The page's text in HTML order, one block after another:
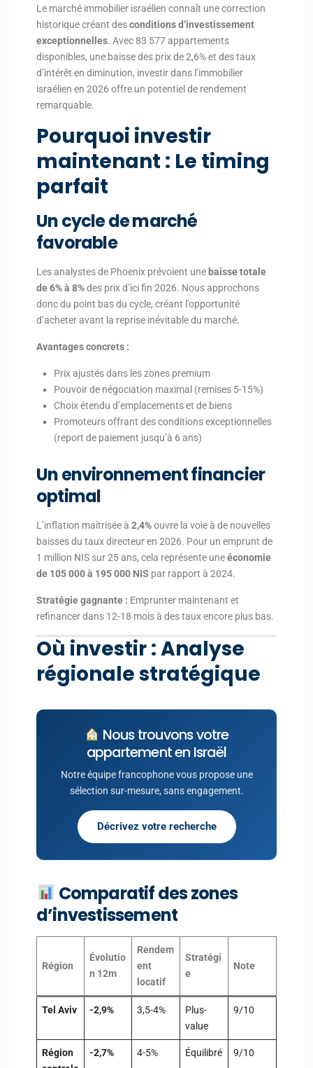
Le marché immobilier israélien connaît une correction
historique créant desconditions d’investissement
exceptionnelles. Avec 83 577 appartements
disponibles, une baisse des prix de 2,6% et des taux
d’intérêt en diminution, investir dans l’immobilier
israélien en 2026 offre un potentiel de rendement
remarquable.
Pourquoi investir
maintenant : Le timing
parfait
Un cycle de marché
favorable
Les analystes de Phoenix prévoient une baisse totale
de 6% à 8%des prix d’ici fin 2026. Nous approchons
donc du point bas du cycle, créant l’opportunité
d’acheter avant la reprise inévitable du marché.
Avantages concrets :
Prix ajustés dans les zones premium
Pouvoir de négociation maximal (remises 5-15%)
Choix étendu d’emplacements et de biens
Promoteurs offrant des conditions exceptionnelles
(report de paiement jusqu’à 6 ans)
Un environnement financier
optimal
L’inflation maîtrisée à 2,4%ouvre la voie à de nouvelles
baisses du taux directeur en 2026. Pour un emprunt de
1 million NIS sur 25 ans, cela représente uneéconomie
de 105 000 à 195 000 NIS par rapport à 2024.
Stratégie gagnante : Emprunter maintenant et
refinancer dans 12-18 mois à des taux encore plus bas.
Où investir : Analyse
régionale stratégique
Nous trouvons votre
appartement en Israël
Notre équipe francophone vous propose une
sélection sur-mesure, sans engagement.
Décrivez votre recherche
Comparatif des zones
d’investissement
Région
Évolutio
n 12m
Rendem
ent
locatif
Stratégi
e
Note
Tel Aviv -2,9% 3,5-4%
Plus-
value
9/10
Région
-2,7% 4-5% Équilibré 9/10